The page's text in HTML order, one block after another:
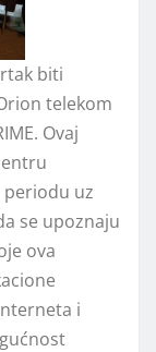
biti
telekom
Ovaj
periodu uz
se upoznaju
ova
i